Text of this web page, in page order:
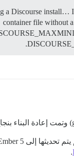
a Discourse
container file without
.